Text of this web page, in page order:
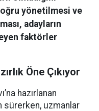
yönetilmesi ve
adayların
faktörler
Öne Çıkıyor
hazırlanan
sürerken, uzmanlar